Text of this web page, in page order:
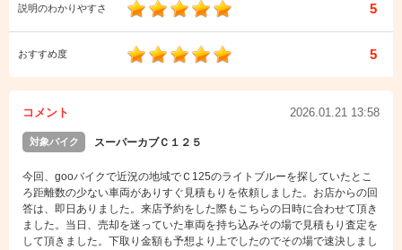
説明のわかりやすさ 5
おすすめ度 5
コメント 2026.01.21 13:58
対象バイク スーパーカブＣ１２５
今回、gooバイクで近況の地域でＣ125のライトブルーを探していたとこ
ろ距離数の少ない車両がありすぐ見積もりを依頼しました。お店からの回
答は、即日ありました。来店予約をした際もこちらの日時に合わせて頂き
ました。当日、売却を迷っていた車両を持ち込みその場で見積もり査定を
して頂きました。下取り金額も予想より上でしたのでその場で速決しまし